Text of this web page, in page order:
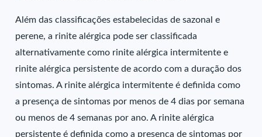
Além das classificações estabelecidas de sazonal e
perene, a rinite alérgica pode ser classificada
alternativamente como rinite alérgica intermitente e
rinite alérgica persistente de acordo com a duração dos
sintomas. A rinite alérgica intermitente é definida como
a presença de sintomas por menos de 4 dias por semana
ou menos de 4 semanas por ano. A rinite alérgica
persistente é definida como a presença de sintomas por